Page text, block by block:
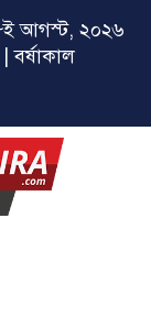
৮ই আগস্ট, ২০২৬
বর্ষাকাল